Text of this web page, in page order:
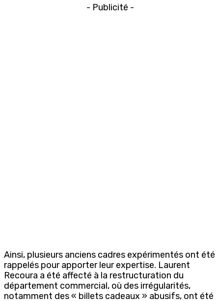
- Publicité -
Ainsi, plusieurs anciens cadres expérimentés ont été
rappelés pour apporter leur expertise. Laurent
Recoura a été affecté à la restructuration du
département commercial, où des irrégularités,
notamment des « billets cadeaux » abusifs, ont été